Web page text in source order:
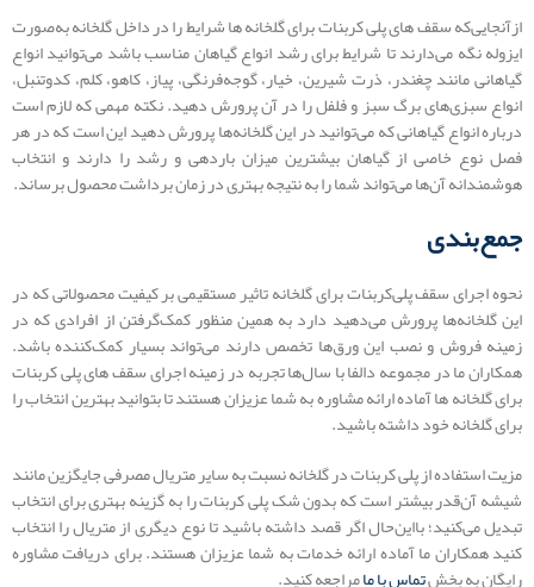
ازآنجایی‌که سقف های پلی کربنات برای گلخانه‌ ها شرایط را در داخل گلخانه به‌صورت
ایزوله نگه می‌دارند تا شرایط برای رشد انواع گیاهان مناسب باشد می‌توانید انواع
گیاهانی مانند چغندر، ذرت شیرین، خیار، گوجه‌فرنگی، پیاز، کاهو، کلم، کدوتنبل،
انواع سبزی‌های برگ سبز و فلفل را در آن پرورش دهید. نکته مهمی که لازم است
درباره انواع گیاهانی که می‌توانید در این گلخانه‌ها پرورش دهید این است که در هر
فصل نوع خاصی از گیاهان بیشترین میزان باردهی و رشد را دارند و انتخاب
هوشمندانه آن‌ها می‌تواند شما را به نتیجه بهتری در زمان برداشت محصول برساند.
جمع‌بندی
نحوه اجرای سقف پلی‌کربنات برای گلخانه تاثیر مستقیمی بر کیفیت محصولاتی که در
این گلخانه‌ها پرورش می‌دهید دارد به همین منظور کمک‌گرفتن از افرادی که در
زمینه فروش و نصب این ورق‌ها تخصص دارند می‌تواند بسیار کمک‌کننده باشد.
همکاران ما در مجموعه دالفا با سال‌ها تجربه در زمینه اجرای سقف های پلی کربنات
برای گلخانه ها آماده ارائه مشاوره به شما عزیزان هستند تا بتوانید بهترین انتخاب را
برای گلخانه خود داشته باشید.
مزیت استفاده از پلی کربنات در گلخانه نسبت به سایر متریال مصرفی جایگزین مانند
شیشه آن‌قدر بیشتر است که بدون شک پلی کربنات را به گزینه بهتری برای انتخاب
تبدیل می‌کنید؛ بااین‌حال اگر قصد داشته باشید تا نوع دیگری از متریال را انتخاب
کنید همکاران ما آماده ارائه خدمات به شما عزیزان هستند. برای دریافت مشاوره
رایگان به بخشتماس با مامراجعه کنید.